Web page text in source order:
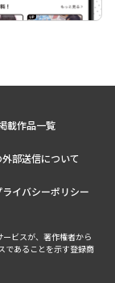
載作品一覧
部送信について
ライバシーポリシー
ビスが、著作権者から
であることを示す登録商